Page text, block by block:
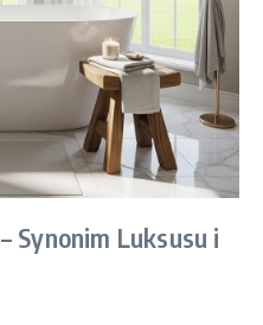
– Synonim Luksusu i